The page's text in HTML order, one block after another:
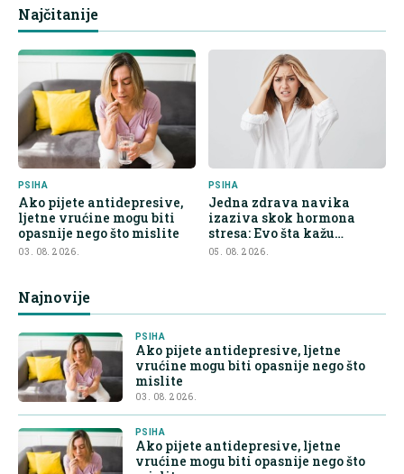
Najčitanije
PSIHA
Ako pijete antidepresive,
ljetne vrućine mogu biti
opasnije nego što mislite
03. 08. 2026.
PSIHA
Jedna zdrava navika
izaziva skok hormona
stresa: Evo šta kažu
endokrinolozi
05. 08. 2026.
Najnovije
PSIHA
Ako pijete antidepresive, ljetne
vrućine mogu biti opasnije nego što
mislite
03. 08. 2026.
PSIHA
Ako pijete antidepresive, ljetne
vrućine mogu biti opasnije nego što